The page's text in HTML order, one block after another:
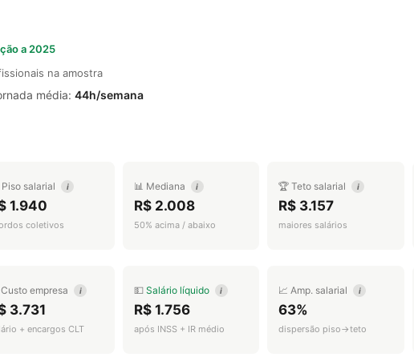
a 2025
na amostra
média: 44h/semana
Piso salarial i
1.940
coletivos
📊 Mediana i
R$ 2.008
50% acima / abaixo
🏆 Teto salarial i
R$ 3.157
maiores salários
empresa i
3.731
+ encargos CLT
💵 Salário líquido i
R$ 1.756
após INSS + IR médio
📈 Amp. salarial i
63%
dispersão piso→teto